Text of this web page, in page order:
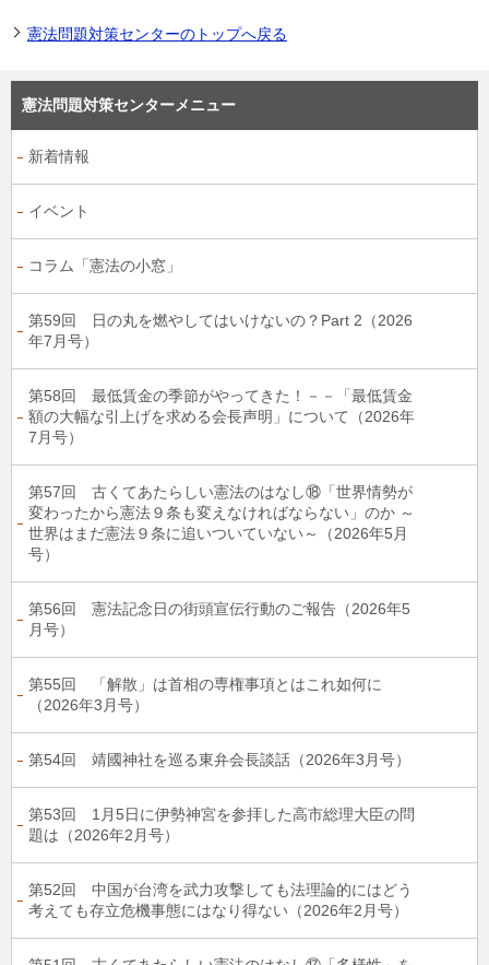
憲法問題対策センターのトップへ戻る
憲法問題対策センターメニュー
新着情報
イベント
コラム「憲法の小窓」
第59回 日の丸を燃やしてはいけないの？Part 2（2026
年7月号）
第58回 最低賃金の季節がやってきた！－－「最低賃金
額の大幅な引上げを求める会長声明」について（2026年
7月号）
第57回 古くてあたらしい憲法のはなし⑱「世界情勢が
変わったから憲法９条も変えなければならない」のか ～
世界はまだ憲法９条に追いついていない～（2026年5月
号）
第56回 憲法記念日の街頭宣伝行動のご報告（2026年5
月号）
第55回 「解散」は首相の専権事項とはこれ如何に
（2026年3月号）
第54回 靖國神社を巡る東弁会長談話（2026年3月号）
第53回 1月5日に伊勢神宮を参拝した高市総理大臣の問
題は（2026年2月号）
第52回 中国が台湾を武力攻撃しても法理論的にはどう
考えても存立危機事態にはなり得ない（2026年2月号）